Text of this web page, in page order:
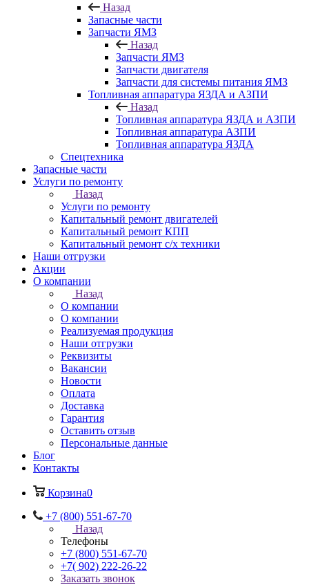
Назад
Запасные части
Запчасти ЯМЗ
Назад
Запчасти ЯМЗ
Запчасти двигателя
Запчасти для системы питания ЯМЗ
Топливная аппаратура ЯЗДА и АЗПИ
Назад
Топливная аппаратура ЯЗДА и АЗПИ
Топливная аппаратура АЗПИ
Топливная аппаратура ЯЗДА
Спецтехника
Запасные части
Услуги по ремонту
Назад
Услуги по ремонту
Капитальный ремонт двигателей
Капитальный ремонт КПП
Капитальный ремонт с/х техники
Наши отгрузки
Акции
О компании
Назад
О компании
О компании
Реализуемая продукция
Наши отгрузки
Реквизиты
Вакансии
Новости
Оплата
Доставка
Гарантия
Оставить отзыв
Персональные данные
Блог
Контакты
Корзина0
+7 (800) 551-67-70
Назад
Телефоны
+7 (800) 551-67-70
+7( 902) 222-26-22
Заказать звонок